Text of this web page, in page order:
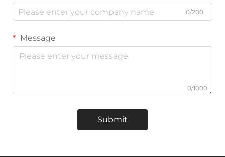
0/200
Message
0/1000
Submit